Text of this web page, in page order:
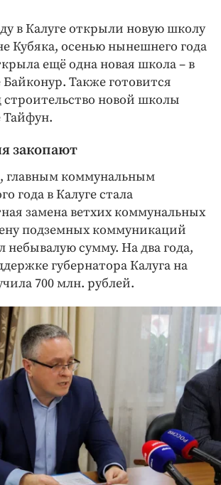
в Калуге открыли новую школу
Кубяка, осенью нынешнего года
ещё одна новая школа – в
Также готовится
новой школы
закопают
главным коммунальным
года в Калуге стала
замена ветхих коммунальных
подземных коммуникаций
небывалую сумму. На два года,
губернатора Калуга на
700 млн. рублей.